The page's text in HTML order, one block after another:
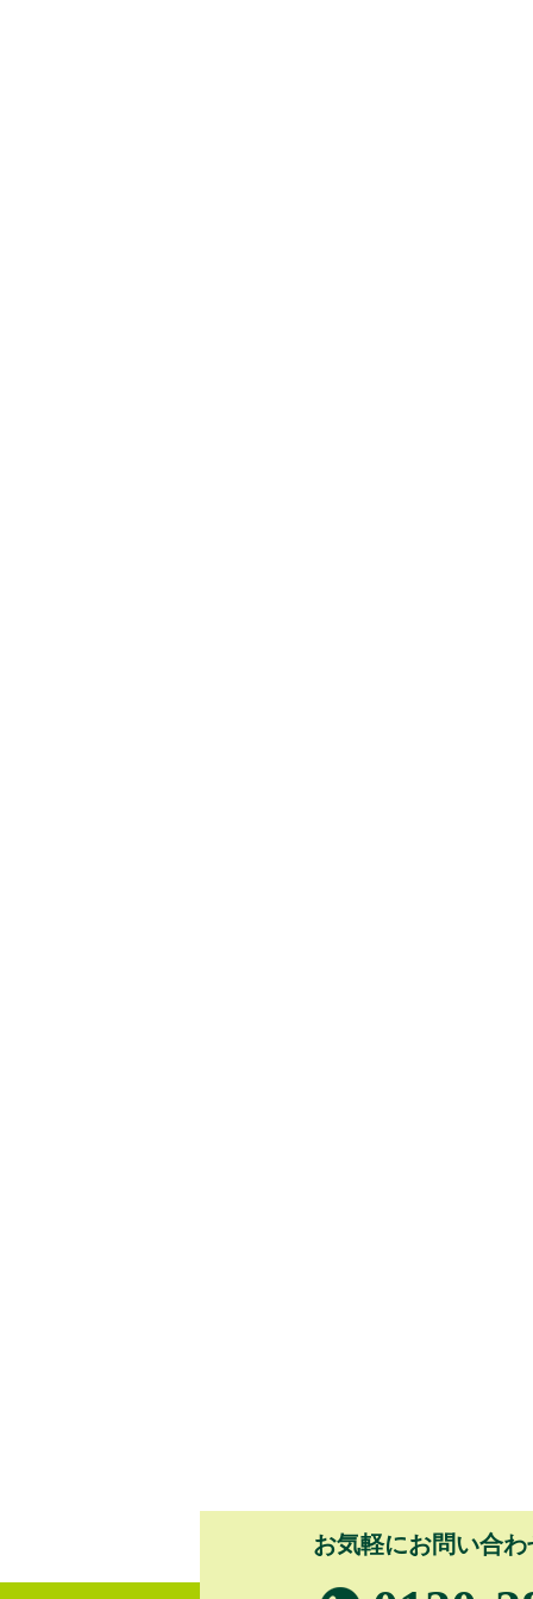
お気軽にお問い合